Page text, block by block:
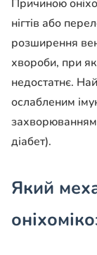
Причиною
нігтів або
розширення
хвороби, при
недостатнє.
ослабленим
діабет).
Який